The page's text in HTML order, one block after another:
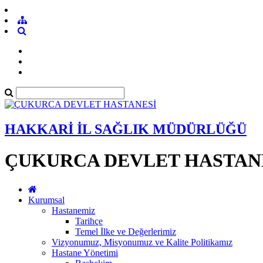
HAKKARİ İL SAĞLIK MÜDÜRLÜĞÜ
ÇUKURCA DEVLET
Kurumsal
Hastanemiz
Tarihçe
Temel İlke ve Değerlerimiz
Vizyonumuz, Misyonumuz ve Kalite Politikamız
Hastane Yönetimi